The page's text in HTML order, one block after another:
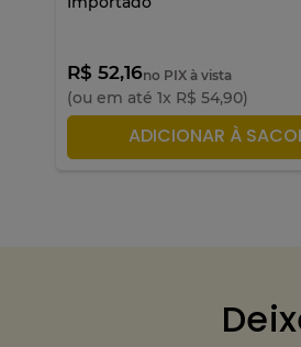
R$ 52,16no PIX à vista
(ou em até 1x R$ 54,90)
ADICIONAR À